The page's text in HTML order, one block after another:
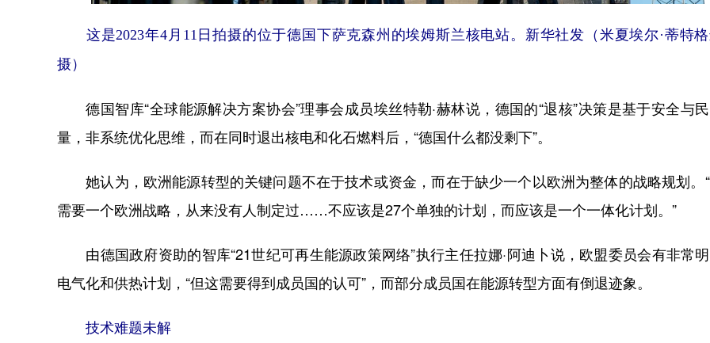
这是2023年4月11日拍摄的位于德国下萨克森州的埃姆斯兰核电站。新华社发（米夏埃尔·蒂特
摄）
德国智库“全球能源解决方案协会”理事会成员埃丝特勒·赫林说，德国的“退核”决策是基于安全与
量，非系统优化思维，而在同时退出核电和化石燃料后，“德国什么都没剩下”。
她认为，欧洲能源转型的关键问题不在于技术或资金，而在于缺少一个以欧洲为整体的战略规划。
需要一个欧洲战略，从来没有人制定过……不应该是27个单独的计划，而应该是一个一体化计划。”
由德国政府资助的智库“21世纪可再生能源政策网络”执行主任拉娜·阿迪卜说，欧盟委员会有非常
电气化和供热计划，“但这需要得到成员国的认可”，而部分成员国在能源转型方面有倒退迹象。
技术难题未解